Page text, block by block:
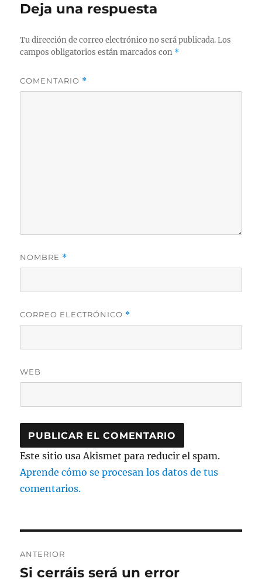
Deja una respuesta
Tu dirección de correo electrónico no será publicada. Los
campos obligatorios están marcados con *
COMENTARIO *
NOMBRE *
CORREO ELECTRÓNICO *
WEB
Este sitio usa Akismet para reducir el spam.
Aprende cómo se procesan los datos de tus
comentarios.
de
ANTERIOR
Entrada
Si cerráis será un error